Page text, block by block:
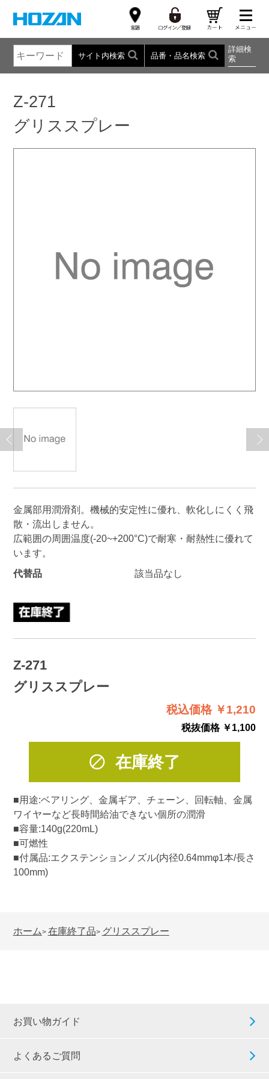
サイト内検索 品番・品名検索
詳細検
索
Z-271
グリススプレー
金属部用潤滑剤。機械的安定性に優れ、軟化しにくく飛
散・流出しません。
広範囲の周囲温度(-20~+200°C)で耐寒・耐熱性に優れて
います。
代替品
該当品なし
Z-271
グリススプレー
税込価格 ￥1,210
税抜価格 ￥1,100
在庫終了
■用途:ベアリング、金属ギア、チェーン、回転軸、金属
ワイヤーなど長時間給油できない個所の潤滑
■容量:140g(220mL)
■可燃性
■付属品:エクステンションノズル(内径0.64mmφ1本/長さ
100mm)
ホーム> 在庫終了品> グリススプレー
お買い物ガイド
よくあるご質問